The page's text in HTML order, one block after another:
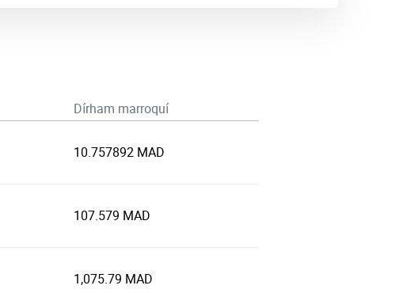
Dírham marroquí
10.757892 MAD
107.579 MAD
1,075.79 MAD